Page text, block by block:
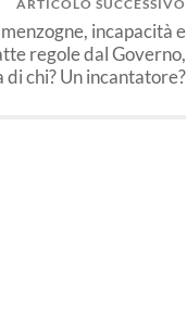
ARTICOLO SUCCESSIVO
incapacità e
regole dal Governo,
di chi? Un incantatore?